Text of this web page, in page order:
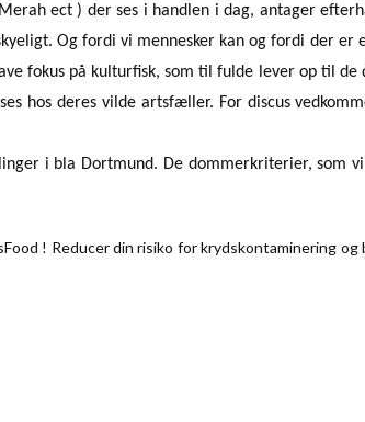
ect ) der ses i handlen i dag, antager
Og fordi vi mennesker kan og fordi der er
fokus på kulturfisk, som til fulde lever op til de
hos deres vilde artsfæller. For discus
i bla Dortmund. De dommerkriterier, som
! Reducer din risiko for krydskontaminering